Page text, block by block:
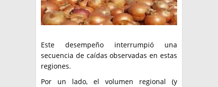
CONTACTO
BUSCAR
Este desempeño interrumpió una
secuencia de caídas observadas en estas
regiones.
Por un lado, el volumen regional (y